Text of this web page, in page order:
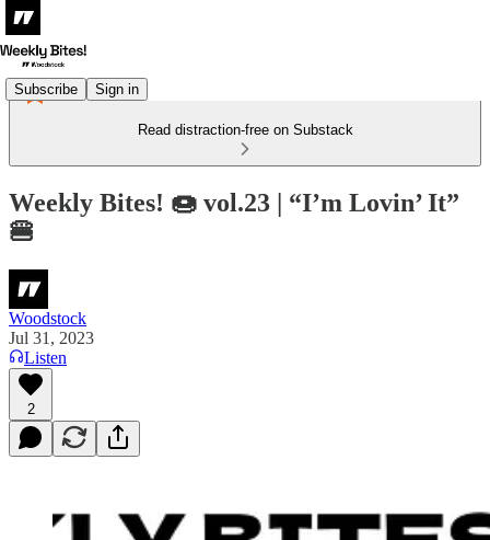
Subscribe Sign in
Read distraction-free on Substack
Weekly Bites! 🍩 vol.23 | “I’m Lovin’ It”
🍔
Woodstock
Jul 31, 2023
Listen
2